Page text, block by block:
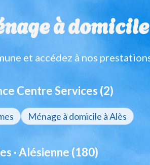
à
et accédez à nos
Centre Services (2)
Ménage à domicile à Alès
· Alésienne (180)